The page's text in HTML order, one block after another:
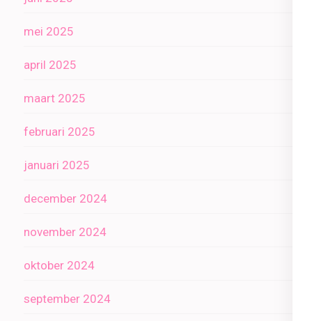
mei 2025
april 2025
maart 2025
februari 2025
januari 2025
december 2024
november 2024
oktober 2024
september 2024